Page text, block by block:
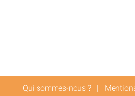
Qui sommes-nous ? |